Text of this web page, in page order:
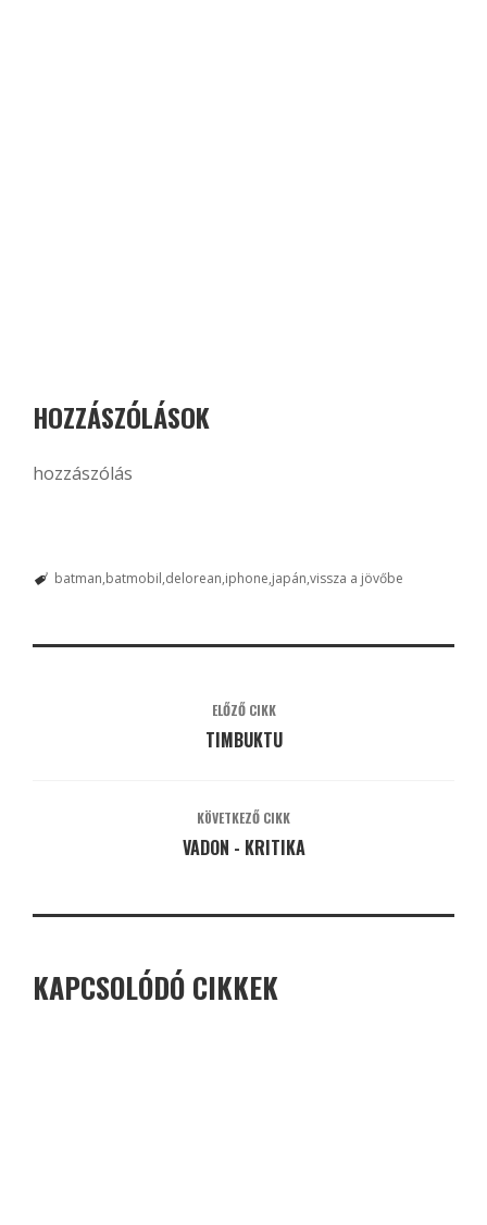
HOZZÁSZÓLÁSOK
hozzászólás
batman batmobil delorean iphone japán vissza a jövőbe
ELŐZŐ CIKK
TIMBUKTU
KÖVETKEZŐ CIKK
VADON - KRITIKA
KAPCSOLÓDÓ CIKKEK